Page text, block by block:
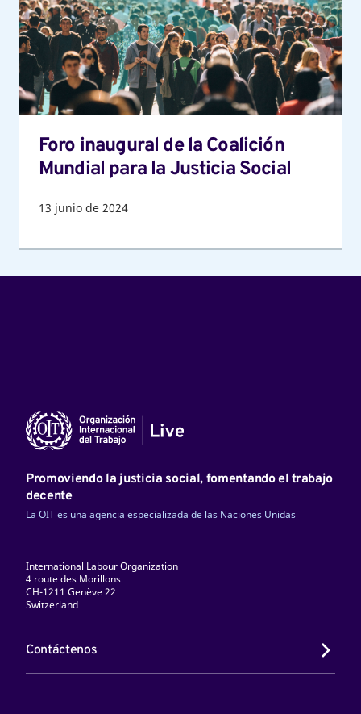
la
Coalición
Mundial
para
la
Justicia
Social
Foro inaugural de la Coalición
Mundial para la Justicia Social
13 junio de 2024
Promoviendo la justicia social, fomentando el trabajo
decente
La OIT es una agencia especializada de las Naciones Unidas
International Labour Organization
4 route des Morillons
CH-1211 Genève 22
Switzerland
Contáctenos